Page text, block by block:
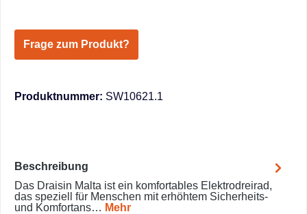
Frage zum Produkt?
Produktnummer: SW10621.1
Beschreibung
Das Draisin Malta ist ein komfortables Elektrodreirad,
das speziell für Menschen mit erhöhtem Sicherheits-
und Komfortans… Mehr